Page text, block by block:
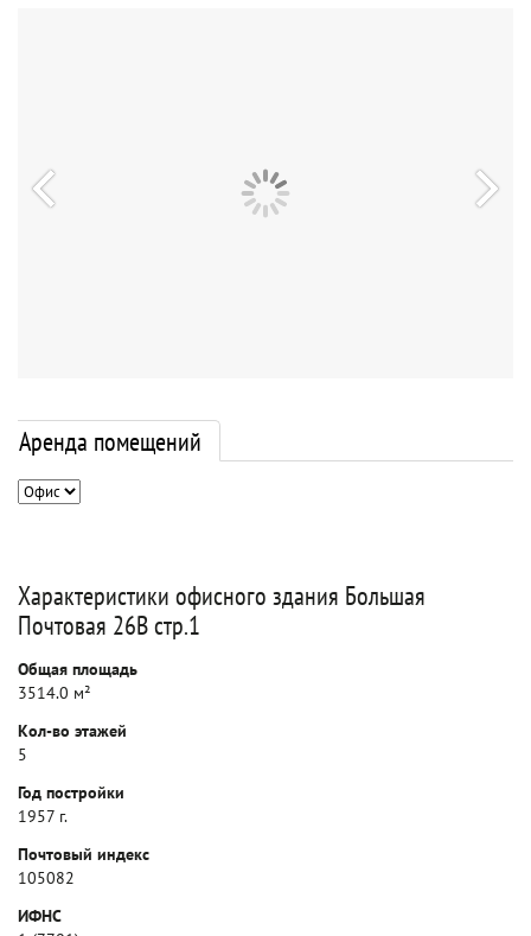
Аренда помещений
Характеристики офисного здания Большая
Почтовая 26В стр.1
Общая площадь
3514.0 м²
Кол-во этажей
5
Год постройки
1957 г.
Почтовый индекс
105082
ИФНС